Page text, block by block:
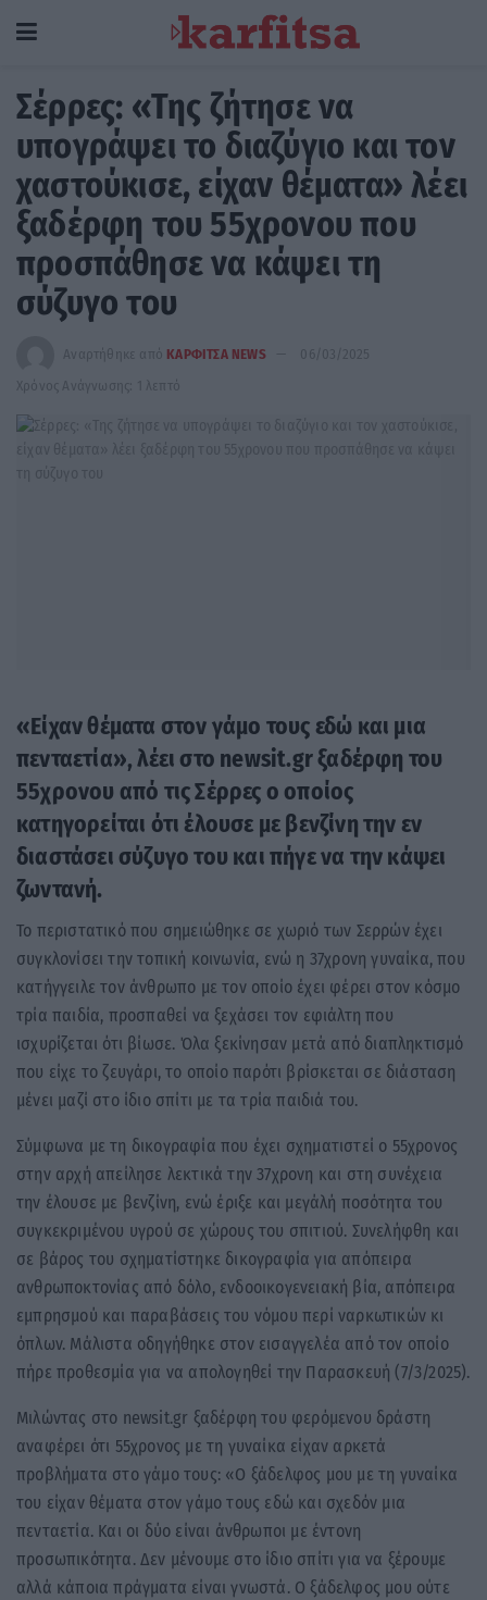
Σέρρες: «Της ζήτησε να
υπογράψει το διαζύγιο και τον
χαστούκισε, είχαν θέματα» λέει
ξαδέρφη του 55χρονου που
προσπάθησε να κάψει τη
σύζυγο του
Αναρτήθηκε από ΚΑΡΦΙΤΣΑ NEWS
06/03/2025
Χρόνος Ανάγνωσης: 1 λεπτό
«Είχαν θέματα στον γάμο τους εδώ και μια
πενταετία», λέει στο newsit.gr ξαδέρφη του
55χρονου από τις Σέρρες ο οποίος
κατηγορείται ότι έλουσε με βενζίνη την εν
διαστάσει σύζυγο του και πήγε να την κάψει
ζωντανή.
Το περιστατικό που σημειώθηκε σε χωριό των Σερρών έχει
συγκλονίσει την τοπική κοινωνία, ενώ η 37χρονη γυναίκα, που
κατήγγειλε τον άνθρωπο με τον οποίο έχει φέρει στον κόσμο
τρία παιδία, προσπαθεί να ξεχάσει τον εφιάλτη που
ισχυρίζεται ότι βίωσε. Όλα ξεκίνησαν μετά από διαπληκτισμό
που είχε το ζευγάρι, το οποίο παρότι βρίσκεται σε διάσταση
μένει μαζί στο ίδιο σπίτι με τα τρία παιδιά του.
Σύμφωνα με τη δικογραφία που έχει σχηματιστεί ο 55χρονος
στην αρχή απείλησε λεκτικά την 37χρονη και στη συνέχεια
την έλουσε με βενζίνη, ενώ έριξε και μεγάλή ποσότητα του
συγκεκριμένου υγρού σε χώρους του σπιτιού. Συνελήφθη και
σε βάρος του σχηματίστηκε δικογραφία για απόπειρα
ανθρωποκτονίας από δόλο, ενδοοικογενειακή βία, απόπειρα
εμπρησμού και παραβάσεις του νόμου περί ναρκωτικών κι
όπλων. Μάλιστα οδηγήθηκε στον εισαγγελέα από τον οποίο
πήρε προθεσμία για να απολογηθεί την Παρασκευή (7/3/2025).
Μιλώντας στο newsit.gr ξαδέρφη του φερόμενου δράστη
αναφέρει ότι 55χρονος με τη γυναίκα είχαν αρκετά
προβλήματα στο γάμο τους: «Ο ξάδελφος μου με τη γυναίκα
του είχαν θέματα στον γάμο τους εδώ και σχεδόν μια
πενταετία. Και οι δύο είναι άνθρωποι με έντονη
προσωπικότητα. Δεν μένουμε στο ίδιο σπίτι για να ξέρουμε
αλλά κάποια πράγματα είναι γνωστά. Ο ξάδελφος μου ούτε